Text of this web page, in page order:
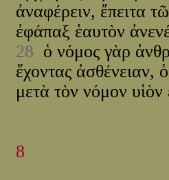
ἀναφέρειν, ἔπειτα
ἐφάπαξ ἑαυτὸν
28 ὁ νόμος γὰρ
ἔχοντας ἀσθένειαν,
μετὰ τὸν νόμον υἱὸν
8